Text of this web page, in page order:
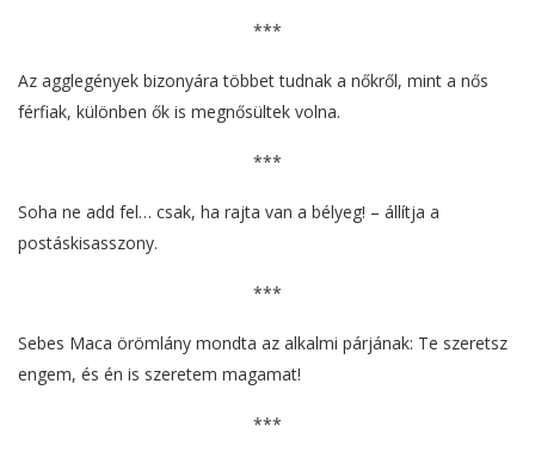
***
Az agglegények bizonyára többet tudnak a nőkről, mint a nős
férfiak, különben ők is megnősültek volna.
***
Soha ne add fel… csak, ha rajta van a bélyeg! – állítja a
postáskisasszony.
***
Sebes Maca örömlány mondta az alkalmi párjának: Te szeretsz
engem, és én is szeretem magamat!
***